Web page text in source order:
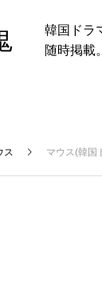
韓国ドラ
随時掲載。
ス マウス(韓